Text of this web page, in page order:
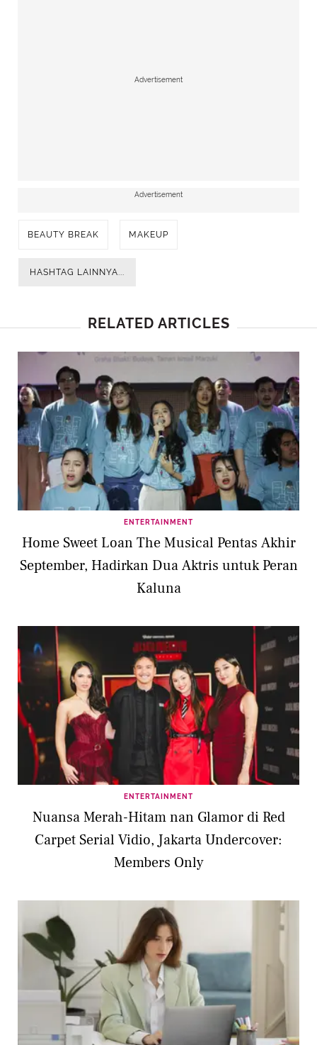
Advertisement
Advertisement
BEAUTY BREAK MAKEUP
HASHTAG LAINNYA...
RELATED ARTICLES
ENTERTAINMENT
Home Sweet Loan The Musical Pentas Akhir
September, Hadirkan Dua Aktris untuk Peran
Kaluna
ENTERTAINMENT
Nuansa Merah-Hitam nan Glamor di Red
Carpet Serial Vidio, Jakarta Undercover:
Members Only